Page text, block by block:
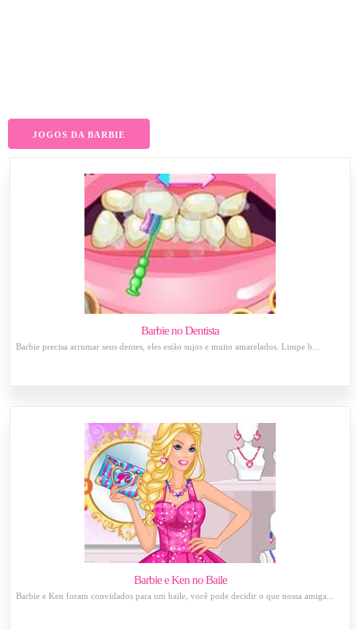
JOGOS DA BARBIE
Barbie no Dentista
Barbie precisa arrumar seus dentes, eles estão sujos e muito amarelados. Limpe b...
Barbie e Ken no Baile
Barbie e Ken foram convidados para um baile, você pode decidir o que nossa amiga...